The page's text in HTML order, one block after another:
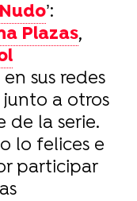
’:
Plazas,
sus redes
junto a otros
de la serie.
lo felices e
participar